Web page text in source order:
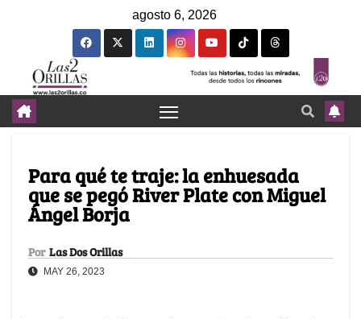
agosto 6, 2026
Para qué te traje: la enhuesada
que se pegó River Plate con Miguel
Ángel Borja
Por Las Dos Orillas
MAY 26, 2023